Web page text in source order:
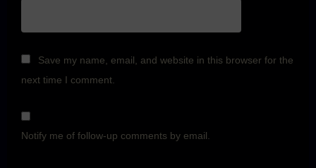
Save my name, email, and website in this browser for the
next time I comment.
Notify me of follow-up comments by email.